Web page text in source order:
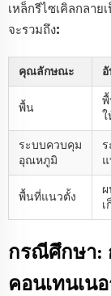
เหล็กรีไซเคิลกลา
จะรวมถึง:
คุณลักษณะ
พื้น
ระบบควบคุม
อุณหภูมิ
พื้นที่แนวตั้ง
เ
กรณีศึกษา:
คอนเทนเน